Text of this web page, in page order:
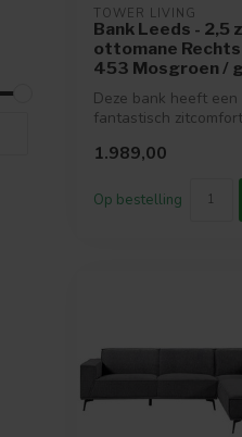
TOWER LIVING
Bank Leeds - 2,5
ottomane
453 Mosgroen /
Deze bank heeft een
fantastisch
kleu...
1.989,00
Op bestelling